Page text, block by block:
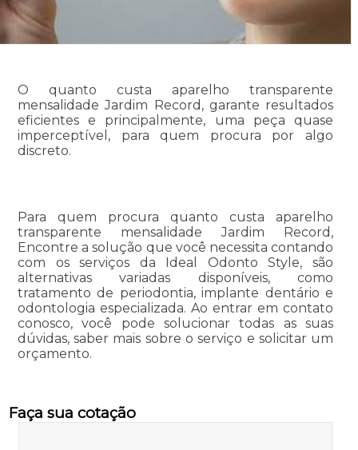
O quanto custa aparelho transparente
mensalidade Jardim Record, garante resultados
eficientes e principalmente, uma peça quase
imperceptível, para quem procura por algo
discreto.
Para quem procura quanto custa aparelho
transparente mensalidade Jardim Record,
Encontre a solução que você necessita contando
com os serviços da Ideal Odonto Style, são
alternativas variadas disponíveis, como
tratamento de periodontia, implante dentário e
odontologia especializada. Ao entrar em contato
conosco, você pode solucionar todas as suas
dúvidas, saber mais sobre o serviço e solicitar um
orçamento.
Faça sua cotação